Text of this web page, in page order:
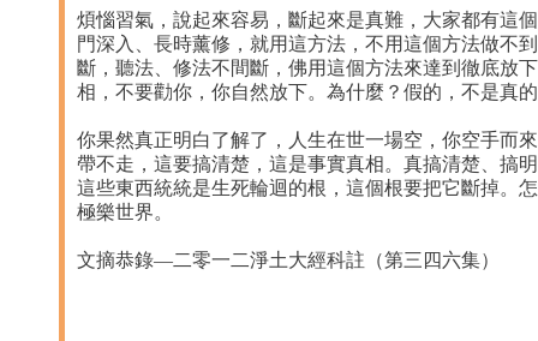
煩惱習氣，說起來容易，斷起來是真難，大家都有這
門深入、長時薰修，就用這方法，不用這個方法做不
斷，聽法、修法不間斷，佛用這個方法來達到徹底放
相，不要勸你，你自然放下。為什麼？假的，不是真
你果然真正明白了解了，人生在世一場空，你空手而
帶不走，這要搞清楚，這是事實真相。真搞清楚、搞
這些東西統統是生死輪迴的根，這個根要把它斷掉。
極樂世界。
文摘恭錄—二零一二淨土大經科註（第三四六集）